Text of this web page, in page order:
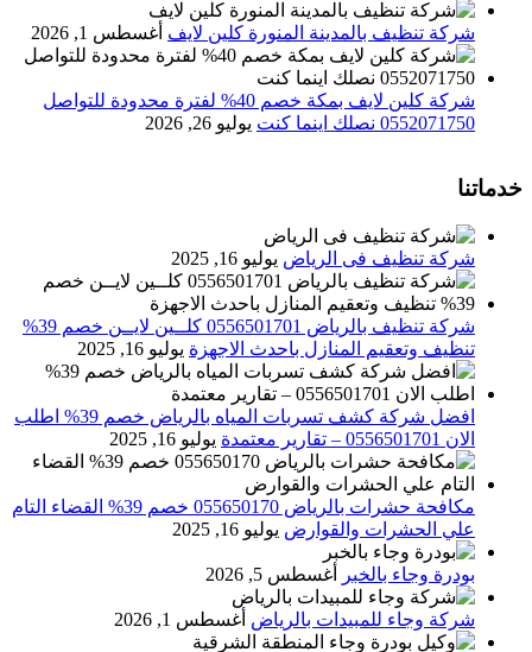
شركة تنظيف بالمدينة المنورة كلين لايف أغسطس 1, 2026
شركة كلين لايف بمكة خصم 40% لفترة محدودة للتواصل
0552071750 نصلك اينما كنت
يوليو 26, 2026
خدماتنا
شركة تنظيف فى الرياض يوليو 16, 2025
شركة تنظيف بالرياض 0556501701 كلــين لايــن خصم 39%
تنظيف وتعقيم المنازل باحدث الاجهزة يوليو 16, 2025
افضل شركة كشف تسربات المياه بالرياض خصم 39% اطلب
الان 0556501701‬‏ – تقارير معتمدة
يوليو 16, 2025
مكافحة حشرات بالرياض 055650170 خصم 39% القضاء التام
علي الحشرات والقوارض يوليو 16, 2025
بودرة وجاء بالخبر أغسطس 5, 2026
شركة وجاء للمبيدات بالرياض أغسطس 1, 2026